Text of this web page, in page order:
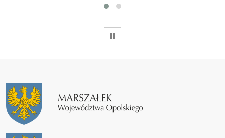
WSTRZYMAJ